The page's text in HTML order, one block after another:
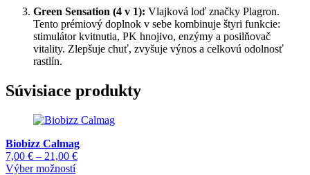
Green Sensation (4 v 1): Vlajková loď značky Plagron.
Tento prémiový doplnok v sebe kombinuje štyri funkcie:
stimulátor kvitnutia, PK hnojivo, enzýmy a posilňovač
vitality. Zlepšuje chuť, zvyšuje výnos a celkovú odolnosť
rastlín.
Súvisiace produkty
Biobizz Calmag
7,00 € – 21,00 €Price
Výber možnostíTento